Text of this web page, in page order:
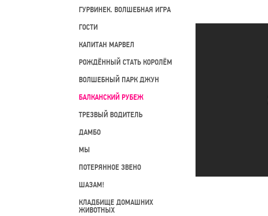
ГУРВИНЕК. ВОЛШЕБНАЯ ИГРА
ГОСТИ
КАПИТАН МАРВЕЛ
РОЖДЁННЫЙ СТАТЬ КОРОЛЁМ
ВОЛШЕБНЫЙ ПАРК ДЖУН
БАЛКАНСКИЙ РУБЕЖ
ТРЕЗВЫЙ ВОДИТЕЛЬ
ДАМБО
МЫ
ПОТЕРЯННОЕ ЗВЕНО
ШАЗАМ!
КЛАДБИЩЕ ДОМАШНИХ
ЖИВОТНЫХ